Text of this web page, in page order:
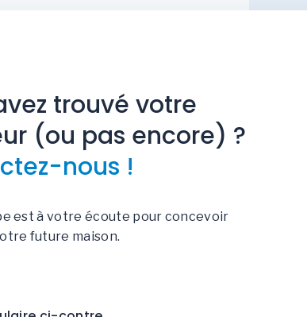
trouvé votre
(ou pas encore) ?
nous !
est à votre écoute pour concevoir
future maison.